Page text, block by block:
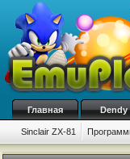
Главная Dendy
Sinclair ZX-81